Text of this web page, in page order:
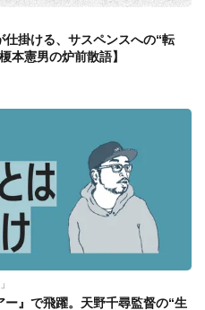
掛ける、サスペンスへの“転
本憲男の炉前散語】
ー』で飛躍。天野千尋監督の“生